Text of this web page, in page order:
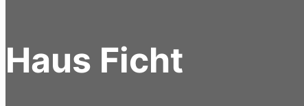
Haus Ficht